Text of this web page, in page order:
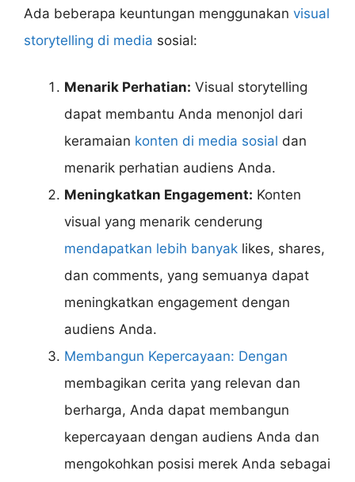
Ada beberapa keuntungan menggunakan visual
storytelling di media sosial:
Menarik Perhatian: Visual storytelling
dapat membantu Anda menonjol dari
keramaian konten di media sosial dan
menarik perhatian audiens Anda.
Meningkatkan Engagement: Konten
visual yang menarik cenderung
mendapatkan lebih banyak likes, shares,
dan comments, yang semuanya dapat
meningkatkan engagement dengan
audiens Anda.
Membangun Kepercayaan: Dengan
membagikan cerita yang relevan dan
berharga, Anda dapat membangun
kepercayaan dengan audiens Anda dan
mengokohkan posisi merek Anda sebagai